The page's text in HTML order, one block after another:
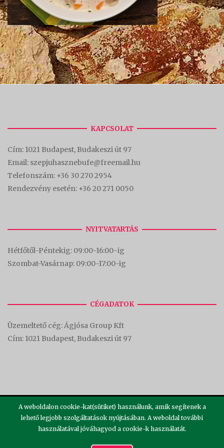
KAPCSOLAT
Cím: 1021 Budapest, Budakeszi út 97
Email: szepjuhasznebufe@freemail.hu
Telefonszám: +36 30 270 2954
Rendezvény esetén: +36 20 271 0050
NYITVATARTÁS
Hétfőtől-Péntekig: 09:00-16:00-ig
Szombat-Vasárnap: 09:00-17:00-ig
CÉGADATOK
Üzemeltető cég: Ágjósa Group Kft
Cím: 1021 Budapest, Budakeszi út 97
Theme bySiteOrigin
A weboldalon cookie-kat(sütiket) használunk, amik segítenek a
lehető legjobb szolgáltatások nyújtásában. A weboldal további
használatával jóváhagyod a cookie-k használatát.